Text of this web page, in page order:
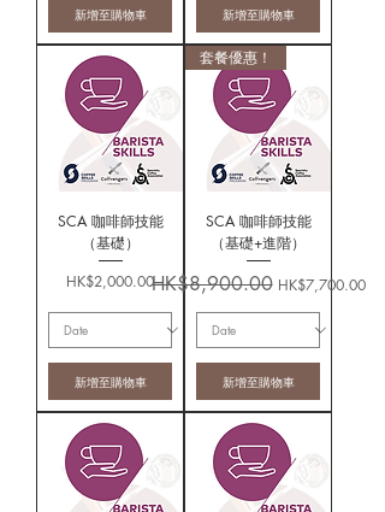
新增至購物車 新增至購物車
SCA 咖啡師技能
（基礎）
價格
HK$2,000.00
新增至購物車
套餐優惠！
SCA 咖啡師技能
（基礎+進階）
一般價格
HK$8,900.00 促銷價格
HK$7,700.00
新增至購物車